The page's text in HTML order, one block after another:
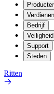
Bedrijf
Veiligheid
Support
Steden
Ritten